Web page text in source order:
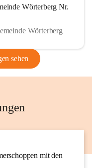
Wörterberg Nr.
Wörterberg
sehen
mit den